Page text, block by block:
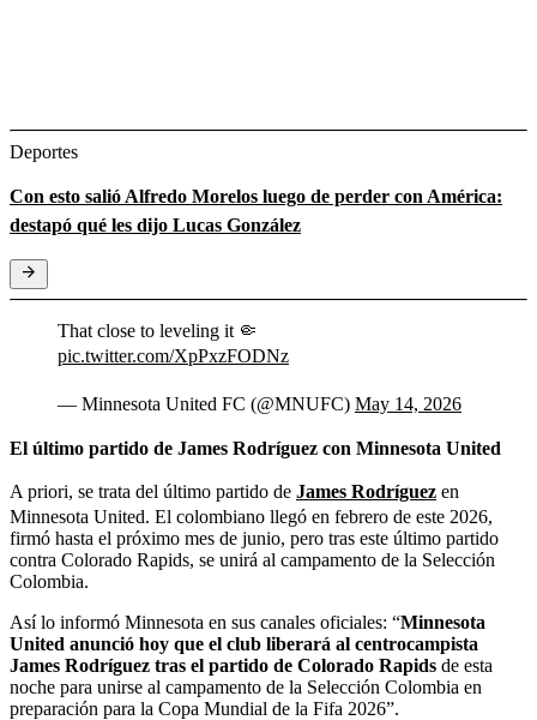
Deportes
Con esto salió Alfredo Morelos luego de perder con América:
destapó qué les dijo Lucas González
That close to leveling it 🤏
pic.twitter.com/XpPxzFODNz
— Minnesota United FC (@MNUFC) May 14, 2026
El último partido de James Rodríguez con Minnesota United
A priori, se trata del último partido de James Rodríguez en
Minnesota United. El colombiano llegó en febrero de este 2026,
firmó hasta el próximo mes de junio, pero tras este último partido
contra Colorado Rapids, se unirá al campamento de la Selección
Colombia.
Así lo informó Minnesota en sus canales oficiales: “Minnesota
United anunció hoy que el club liberará al centrocampista
James Rodríguez tras el partido de Colorado Rapids de esta
noche para unirse al campamento de la Selección Colombia en
preparación para la Copa Mundial de la Fifa 2026”.